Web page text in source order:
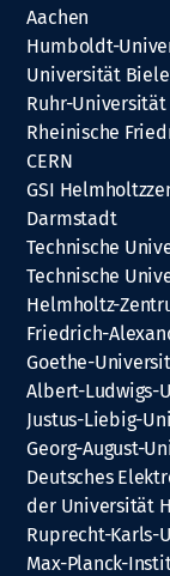
Aachen
Humboldt-
Universität
Ruhr-Universität
Rheinische
CERN
GSI
Darmstadt
Technische
Technische
Helmholtz-
Friedrich-
Goethe-
Albert-Ludwigs-
Justus-Liebig-
Georg-August-
Deutsches
der Universität
Ruprecht-Karls-
Max-Planck-